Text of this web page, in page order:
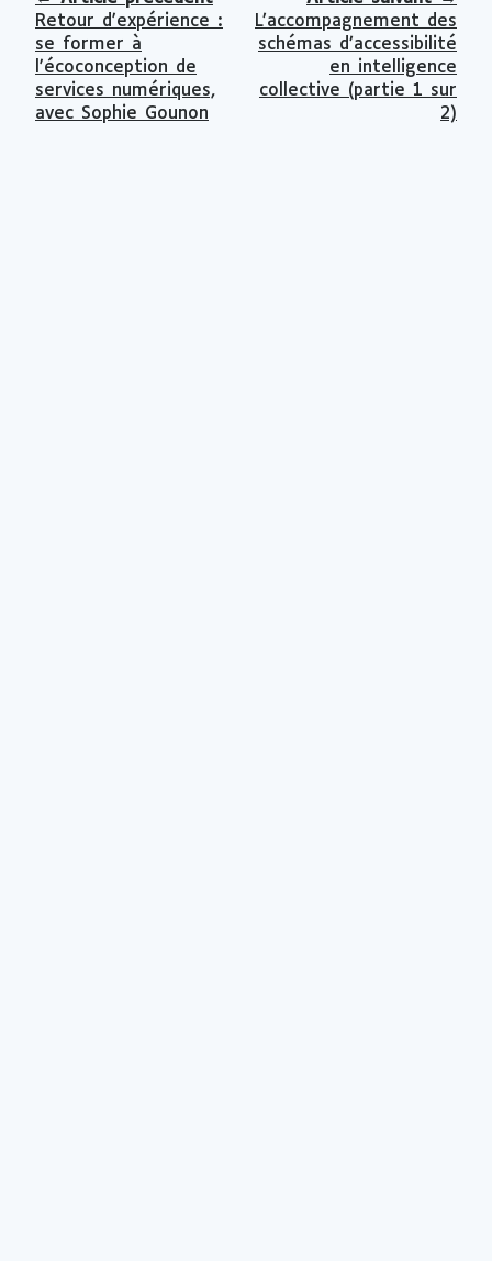
Retour d'expérience :
se former à
l'écoconception de
services numériques,
avec Sophie Gounon
L’accompagnement des
schémas d’accessibilité
en intelligence
collective (partie 1 sur
2)